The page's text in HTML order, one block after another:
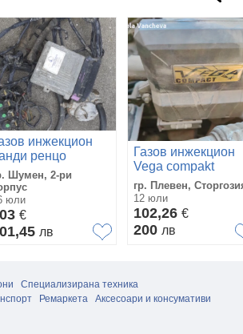
инжекцион
ренцо
Шумен, 2-ри
юли
€
лв
Газов инжекцион
Vega compakt
гр. Плевен,
12 юли
102,26 €
200 лв
Специализирана техника
Ремаркета
Аксесоари и консумативи